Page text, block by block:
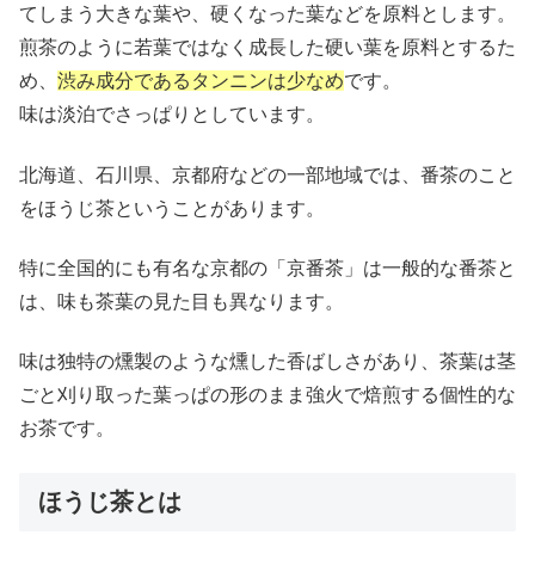
てしまう大きな葉や、硬くなった葉などを原料と します。
煎茶のように若葉ではなく成長した硬い葉を原料とするた
め、 渋み成分である タンニンは少なめです。
味は淡泊でさっぱりとしています。
北海道、石川県、京都府などの一部地域では、番茶のこと
をほうじ茶ということがあります。
特に全国的にも有名な京都の「京番茶」は一般的な番茶と
は、味も茶葉の見た目も異なります。
味は独特の燻製のような燻した香ばしさがあり、茶葉は茎
ごと刈り取った葉っぱの形のまま強火で焙煎する個性的な
お茶です。
ほうじ茶とは